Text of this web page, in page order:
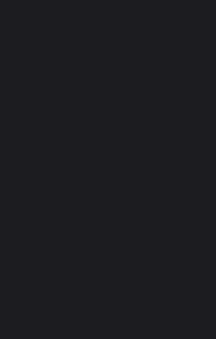
себя
напоминая о
принятии себя и